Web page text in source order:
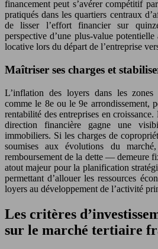
financement peut s’avérer compétitif
pratiqués dans les quartiers centraux
de lisser l’effort financier sur
perspective d’une plus-value
locative lors du départ de l’entreprise
Maîtriser ses charges et
L’inflation des loyers dans les
comme le 8e ou le 9e arrondissement,
rentabilité des entreprises en
direction financière gagne une
immobiliers. Si les charges de
soumises aux évolutions du
remboursement de la dette — demeure
atout majeur pour la planification
permettant d’allouer les ressources
loyers au développement de l’activité
Les critères
sur le marché tertiaire